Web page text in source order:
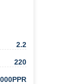
2.2
220